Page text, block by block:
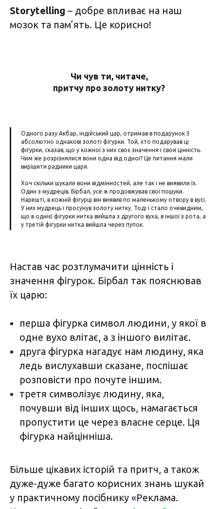
Storytelling – добре впливає на наш
мозок та пам’ять. Це корисно!
Чи чув ти, читаче,
притчу про золоту нитку?
Одного разу Акбар, індійський цар, отримав в подарунок 3
абсолютно однакові золоті фігурки. Той, хто подарував ці
фігурки, сказав, що у кожної з них своє значення і своя цінність.
Чим же розрізнялися вони одна від одної? Це питання мали
вирішити радники царя.
Хоч скільки шукали вони відмінностей, але так і не виявили їх.
Один з мудреців, Бірбал, усе ж продовжував свої пошуки.
Нарешті, в кожній фігурці він виявив по маленькому отвору в вусі.
У них мудрець і просунув золоту нитку. Тоді і стало очевидним,
що в однієї фігурки нитка вийшла з другого вуха, в іншої з рота, а
у третій фігурки нитка вийшла через пупок.
Настав час розтлумачити цінність і
значення фігурок. Бірбал так пояснював
їх царю:
перша фігурка символ людини, у якої в
одне вухо влітає, а з іншого вилітає.
друга фігурка нагадує нам людину, яка
ледь вислухавши сказане, поспішає
розповісти про почуте іншим.
третя символізує людину, яка,
почувши від інших щось, намагається
пропустити це через власне серце. Ця
фігурка найцінніша.
Більше цікавих історій та притч, а також
дуже-дуже багато корисних знань шукай
у практичному посібнику «Реклама.